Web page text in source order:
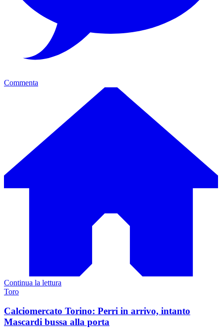
Commenta
Continua la lettura
Toro
Calciomercato Torino: Perri in arrivo, intanto
Mascardi bussa alla porta